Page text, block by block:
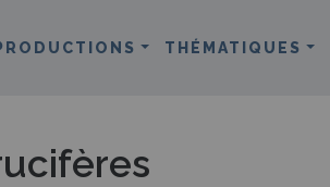
THÉMATIQUES